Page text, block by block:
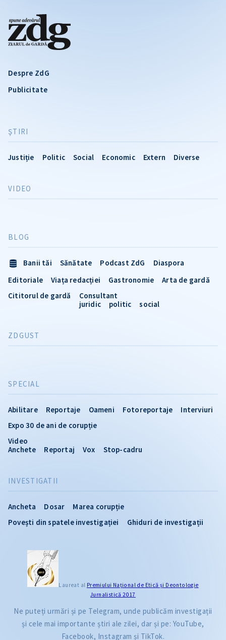
Despre ZdG
Publicitate
ŞTIRI
Justiție Politic Social Economic Extern Diverse
INVESTIGATII
Ancheta Dosar
Marea corupție
Povești din spatele investigației
Ghiduri de investigații
VIDEO
SPECIAL
Abilitare Reportaje Oameni Fotoreportaje
Interviuri
Expo 30 de ani de corupție
Video
Anchete
Reportaj Vox Stop-cadru
BLOG
Banii tăi Sănătate Podcast ZdG
Diaspora
Editoriale
Viața redacției Gastronomie
Arta de gardă
Cititorul de gardă
Consultant
juridic
politic social
ZDGUST
Laureat al Premiului Naţional de Etică și Deontologie
Jurnalistică 2017
Ne puteți urmări și pe Telegram, unde publicăm investigații
și cele mai importante știri ale zilei, dar și pe: YouTube,
Facebook, Instagram și TikTok.